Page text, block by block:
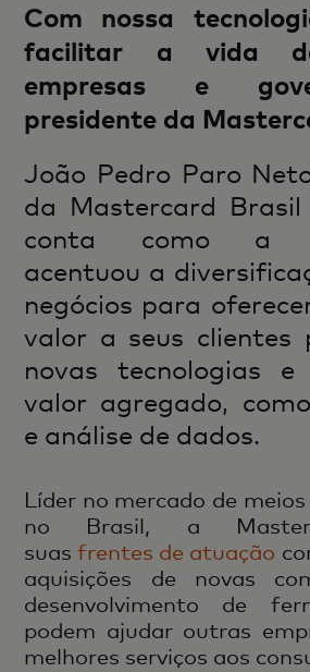
Com nossa
facilitar a vida
empresas e
presidente da
João Pedro Paro
da Mastercard Brasil
conta como a
acentuou a
negócios para
valor a seus clientes
novas tecnologias e
valor agregado,
e análise de dados.
Líder no mercado de
no Brasil, a
suasfrentes de atuação
aquisições de novas
desenvolvimento de
podem ajudar outras
melhores serviços aos